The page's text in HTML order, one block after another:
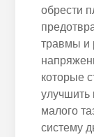
обрести
травмы и
которые
улучшить
малого
систему